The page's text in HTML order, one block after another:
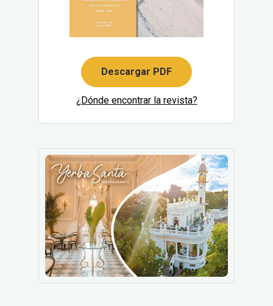
Descargar PDF
¿Dónde encontrar la revista?